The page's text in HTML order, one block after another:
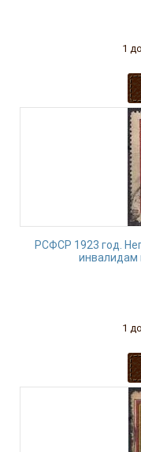
1
РСФСР 1923 год.
инвалидам
1